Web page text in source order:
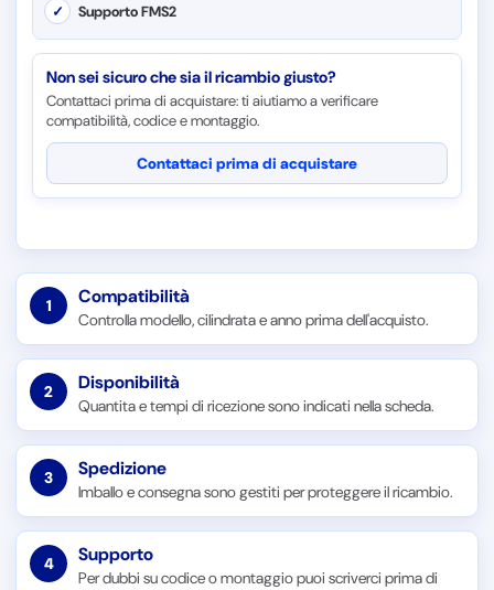
✓ Supporto FMS2
Non sei sicuro che sia il ricambio giusto?
Contattaci prima di acquistare: ti aiutiamo a verificare
compatibilità, codice e montaggio.
Contattaci prima di acquistare
1 Compatibilità
Controlla modello, cilindrata e anno prima dell'acquisto.
2 Disponibilità
Quantita e tempi di ricezione sono indicati nella scheda.
3 Spedizione
Imballo e consegna sono gestiti per proteggere il ricambio.
4 Supporto
Per dubbi su codice o montaggio puoi scriverci prima di